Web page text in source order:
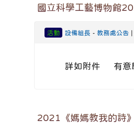
國立科學工藝博物館
活動 設備組長 -教務處公告
詳如附件 有意願
2021《媽媽教我的詩